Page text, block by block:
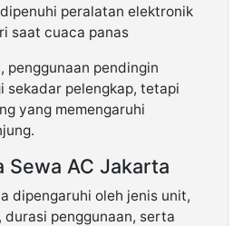
peralatan elektronik
saat cuaca panas
pendingin
sekadar pelengkap, tetapi
yang memengaruhi
Sewa AC Jakarta
dipengaruhi oleh jenis unit,
penggunaan, serta